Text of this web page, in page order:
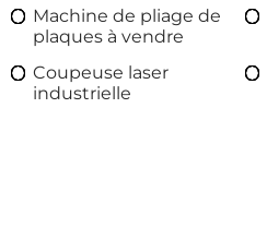
Machine de pliage de
plaques à vendre
Coupeuse laser
industrielle